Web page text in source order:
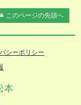
このページの先頭へ
シーポリシー
本